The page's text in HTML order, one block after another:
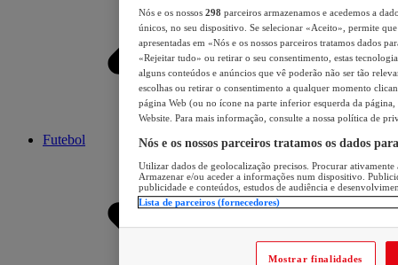
Futebol
Nós e os nossos 298 parceiros armazenamos e acedemos a
únicos, no seu dispositivo. Se selecionar «Aceito», permite
apresentadas em «Nós e os nossos parceiros tratamos dados
«Rejeitar tudo» ou retirar o seu consentimento, estas
alguns conteúdos e anúncios que vê poderão não ser tão
escolhas ou retirar o consentimento a qualquer momento
página Web (ou no ícone na parte inferior esquerda da página,
Website. Para mais informação, consulte a nossa política de
Nós e os nossos parceiros tratamos os dados
Utilizar dados de geolocalização precisos. Procurar
Armazenar e/ou aceder a informações num dispositivo.
publicidade e conteúdos, estudos de audiência e
Lista de parceiros (fornecedores)
Mostrar finalidades